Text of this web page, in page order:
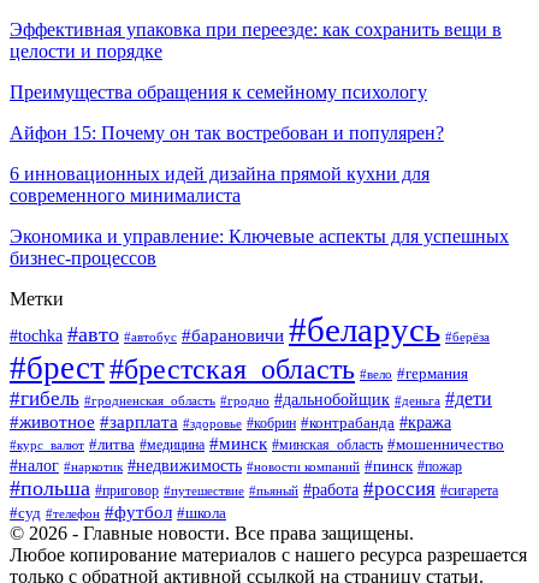
Эффективная упаковка при переезде: как сохранить вещи в
целости и порядке
Преимущества обращения к семейному психологу
Айфон 15: Почему он так востребован и популярен?
6 инновационных идей дизайна прямой кухни для
современного минималиста
Экономика и управление: Ключевые аспекты для успешных
бизнес-процессов
Метки
#tochka #авто #автобус #барановичи #беларусь #берёза
#брест#брестская_область #вело #германия
#гибель #гродненская_область #гродно #дальнобойщик #деньга #дети
#животное #зарплата #здоровье #кобрин #контрабанда #кража
#курс_валют #литва #медицина #минск #минская_область #мошенничество
#налог #наркотик #недвижимость #новости компаний #пинск #пожар
#польша #приговор #путешествие #пьяный #работа #россия #сигарета
#суд #телефон #футбол #школа
© 2026 - Главные новости. Все права защищены.
Любое копирование материалов с нашего ресурса разрешается
только с обратной активной ссылкой на страницу статьи.